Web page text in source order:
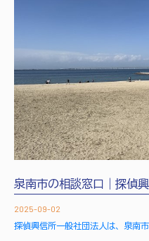
泉南市の相談窓口｜探偵
2025-09-02
探偵興信所一般社団法人は、泉南